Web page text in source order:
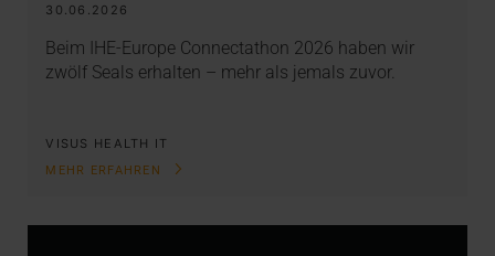
30.06.2026
Beim IHE-Europe Connectathon 2026 haben wir
zwölf Seals erhalten – mehr als jemals zuvor.
VISUS HEALTH IT
MEHR ERFAHREN